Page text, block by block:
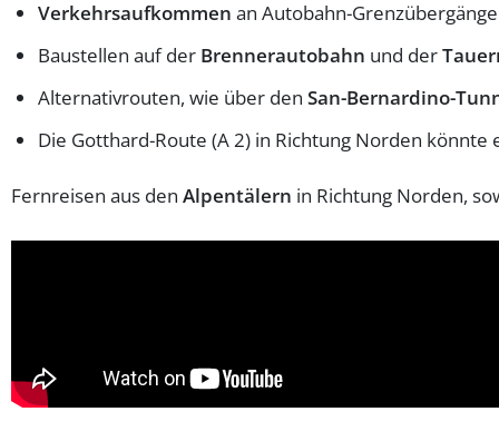
Verkehrsaufkommen an Autobahn-
Baustellen auf der Brennerautobahn und der
Alternativrouten, wie über den San-Bernardino-
Die Gotthard-Route (A 2) in Richtung Norden
Fernreisen aus den Alpentälern in Richtung Norden,